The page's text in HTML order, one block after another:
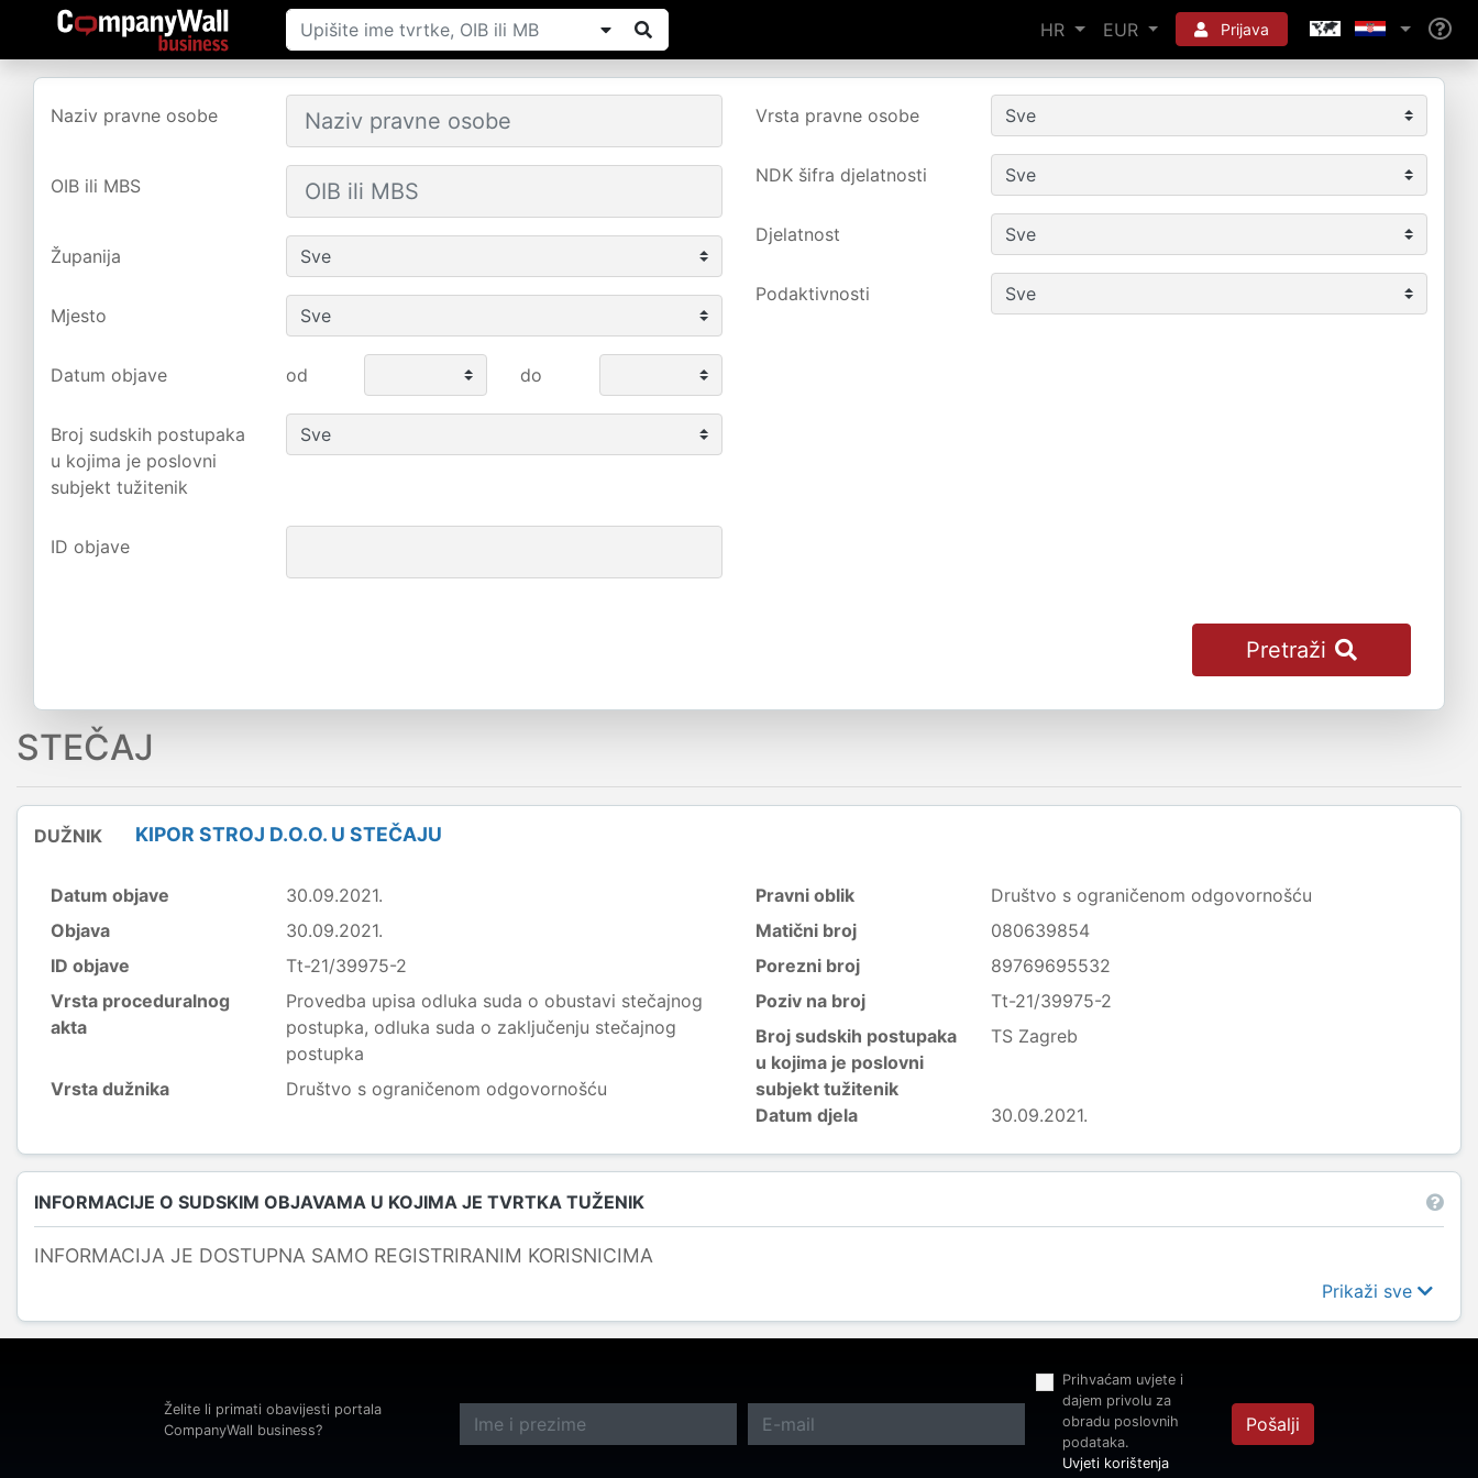
HR EUR Prijava
Naziv pravne osobe
OIB ili MBS
Županija
Mjesto
Vrsta pravne osobe
NDK šifra djelatnosti
Djelatnost
Podaktivnosti
Datum objave od do
Broj sudskih postupaka
u kojima je poslovni
subjekt tužitenik
ID objave
Pretraži
STEČAJ
DUŽNIK KIPOR STROJ D.O.O. U STEČAJU
Datum objave
30.09.2021.
Objava
30.09.2021.
ID objave
Tt-21/39975-2
Vrsta proceduralnog
akta
Provedba upisa odluka suda o obustavi stečajnog
postupka, odluka suda o zaključenju stečajnog
postupka
Vrsta dužnika
Društvo s ograničenom odgovornošću
Pravni oblik
Društvo s ograničenom odgovornošću
Matični broj
080639854
Porezni broj
89769695532
Poziv na broj
Tt-21/39975-2
Broj sudskih postupaka
u kojima je poslovni
subjekt tužitenik
TS Zagreb
Datum djela 30.09.2021.
INFORMACIJE O SUDSKIM OBJAVAMA U KOJIMA JE TVRTKA TUŽENIK
INFORMACIJA JE DOSTUPNA SAMO REGISTRIRANIM KORISNICIMA
Prikaži sve
Želite li primati obavijesti portala
CompanyWall business?
Prihvaćam uvjete i
dajem privolu za
obradu poslovnih
podataka.
Uvjeti korištenja
Pošalji